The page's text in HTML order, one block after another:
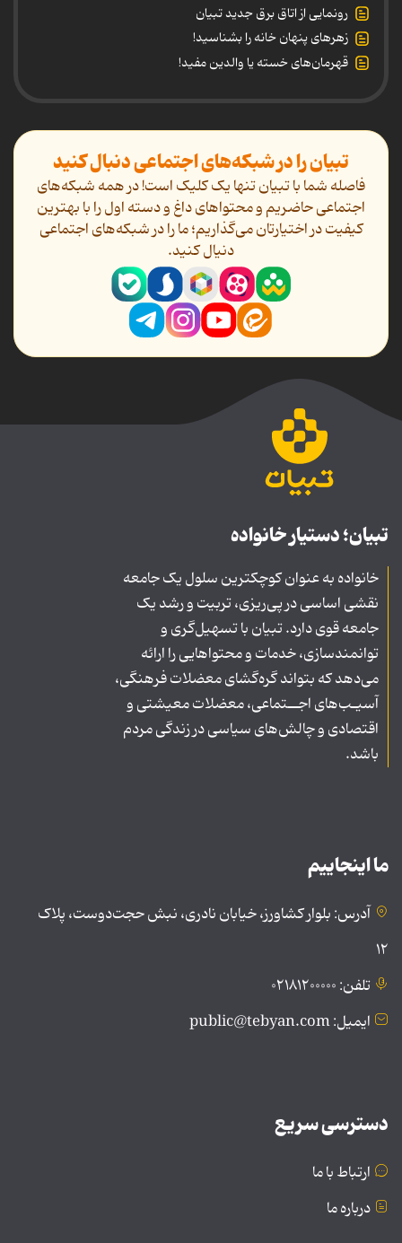
رونمایی از اتاق برق جدید تبیان
زهرهای پنهان خانه را بشناسید!
قهرمان‌های خسته یا والدین مفید!
تبیان را در شبکه‌های اجتماعی دنبال کنید
فاصله شما با تبیان تنها یک کلیک است! در همه شبکه‌های
اجتماعی حاضریم و محتواهای داغ و دسته اول را با بهترین
کیفیت در اختیارتان می‌گذاریم؛ ما را در شبکه‌های اجتماعی
دنیال کنید.
تبیان؛ دستیار خانواده
خانواده به عنوان کوچکترین سلول یک جامعه
نقشی اساسی در پی‌ریزی، تربیت و رشد یک
جامعه قوی دارد. تبیان با تسهیل‌گری و
توانمندسازی، خدمات و محتواهایی را ارائه
می‌دهد که بتواند گره‌گشای معضلات فرهنگی،
آسیـب‌های اجــتماعی، معضلات معیشتی و
اقتصادی و چالش‌های سیاسی در زندگی مردم
باشد.
ما اینجاییم
آدرس: بلوار کشاورز، خیابان نادری، نبش حجت‌دوست، پلاک
۱۲
تلفن: ۰۲۱۸۱۲۰۰۰۰۰
ایمیل: public@tebyan.com
دسترسی سریع
ارتباط با ما
درباره ما